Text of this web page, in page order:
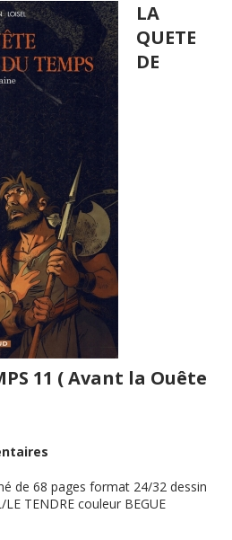
LA
QUETE
DE
11 ( Avant la Ouête
de 68 pages format 24/32 dessin
TENDRE couleur BEGUE